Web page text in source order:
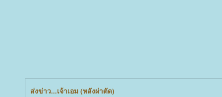
ส่งข่าว...เจ้าเอม (หลังผ่าตัด)